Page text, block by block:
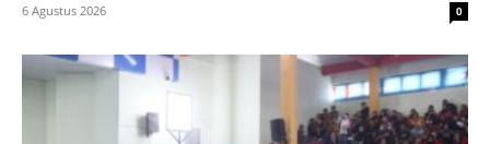
6 Agustus 2026 0